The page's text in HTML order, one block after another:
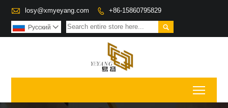
 losy@xmyeyang.com  +86-15860795829

Pусский 